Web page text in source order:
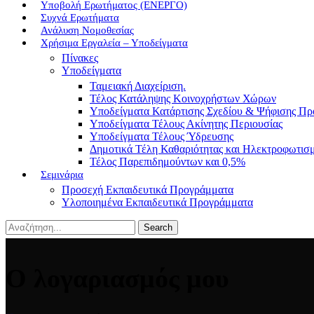
Υποβολή Ερωτήματος (ΕΝΕΡΓΟ)
Συχνά Ερωτήματα
Ανάλυση Νομοθεσίας
Χρήσιμα Εργαλεία – Υποδείγματα
Πίνακες
Υποδείγματα
Ταμειακή Διαχείριση.
Τέλος Κατάληψης Κοινοχρήστων Χώρων
Υποδείγματα Κατάρτισης Σχεδίου & Ψήφισης
Υποδείγματα Τέλους Ακίνητης Περιουσίας
Υποδείγματα Τέλους Ύδρευσης
Δημοτικά Τέλη Καθαριότητας και
Τέλος Παρεπιδημούντων και 0,5%
Σεμινάρια
Προσεχή Εκπαιδευτικά Προγράμματα
Υλοποιημένα Εκπαιδευτικά Προγράμματα
Search